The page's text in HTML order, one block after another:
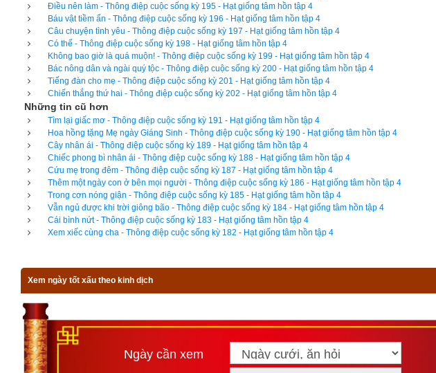
Ngày khởi sự (DL)
Giờ khởi sự
Xem ngày
Tác giả bài viết: Thầy Uri – Tổng biên tập
Nguồn tin:Trích từ cuốn Sách Hạt
Điều nên làm - Thông điệp cuộc sống kỳ 195 - Hạt giống tâm hồn tập 4
Báu vật tiềm ẩn - Thông điệp cuộc sống kỳ 196 - Hạt giống tâm hồn tập 4
Câu chuyện tình yêu - Thông điệp cuộc sống kỳ 197 - Hạt giống tâm hồn tập 4
Có thể - Thông điệp cuộc sống kỳ 198 - Hạt giống tâm hồn tập 4
Không bao giờ là quá muộn! - Thông điệp cuộc sống kỳ 199 - Hạt giống tâm hồn tập 4
Bác nông dân và ngài quý tộc - Thông điệp cuộc sống kỳ 200 - Hạt giống tâm hồn tập 4
Tiếng đàn cho mẹ - Thông điệp cuộc sống kỳ 201 - Hạt giống tâm hồn tập 4
Chiến thắng thứ hai - Thông điệp cuộc sống kỳ 202 - Hạt giống tâm hồn tập 4
Những tin cũ hơn
Tìm lại giấc mơ - Thông điệp cuộc sống kỳ 191 - Hạt giống tâm hồn tập 4
Hoa hồng tặng Mẹ ngày Giáng Sinh - Thông điệp cuộc sống kỳ 190 - Hạt giống tâm hồn tập 4
Cây nhân ái - Thông điệp cuộc sống kỳ 189 - Hạt giống tâm hồn tập 4
Chiếc phong bì nhân ái - Thông điệp cuộc sống kỳ 188 - Hạt giống tâm hồn tập 4
Cứu mẹ trong đêm - Thông điệp cuộc sống kỳ 187 - Hạt giống tâm hồn tập 4
Thêm một ngày con ở bên mọi người - Thông điệp cuộc sống kỳ 186 - Hạt giống tâm hồn tập 4
Trong cơn nóng giận - Thông điệp cuộc sống kỳ 185 - Hạt giống tâm hồn tập 4
Vẫn ngủ được khi trời giông bão - Thông điệp cuộc sống kỳ 184 - Hạt giống tâm hồn tập 4
Cái bình nứt - Thông điệp cuộc sống kỳ 183 - Hạt giống tâm hồn tập 4
Xem xiếc cùng cha - Thông điệp cuộc sống kỳ 182 - Hạt giống tâm hồn tập 4
Xem ngày tốt xấu theo kinh dịch
Ngày cần xem